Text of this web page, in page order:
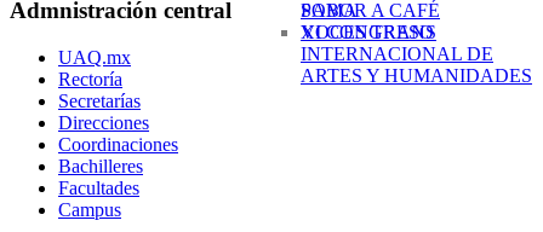
SABOR A CAFÉ
XI CONGRESO
INTERNACIONAL DE
ARTES Y HUMANIDADES
POMA
VOCES TRANS
Admnistración central
UAQ.mx
Rectoría
Secretarías
Direcciones
Coordinaciones
Bachilleres
Facultades
Campus